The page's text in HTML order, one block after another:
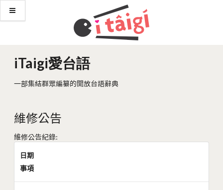
iTaigi愛台語
一部集結群眾編纂的開放台語辭典
維修公告
維修公告紀錄:
日期
事項